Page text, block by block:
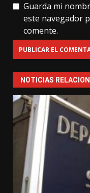
Guarda mi
este navegador
comente.
NOTICIAS